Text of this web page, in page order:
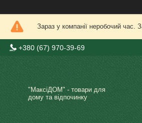
Зараз у компанії неробочий час.
+380 (67) 970-39-69
"МаксіДОМ" - товари для
дому та відпочинку